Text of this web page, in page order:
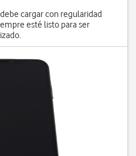
cargar con regularidad
esté listo para ser